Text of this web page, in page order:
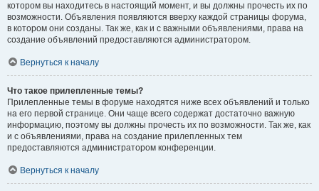
котором вы находитесь в настоящий момент, и вы должны прочесть их по
возможности. Объявления появляются вверху каждой страницы форума,
в котором они созданы. Так же, как и с важными объявлениями, права на
создание объявлений предоставляются администратором.
Вернуться к началу
Что такое прилепленные темы?
Прилепленные темы в форуме находятся ниже всех объявлений и только
на его первой странице. Они чаще всего содержат достаточно важную
информацию, поэтому вы должны прочесть их по возможности. Так же, как
и с объявлениями, права на создание прилепленных тем
предоставляются администратором конференции.
Вернуться к началу